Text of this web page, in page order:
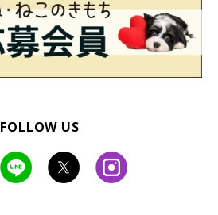
FOLLOW US